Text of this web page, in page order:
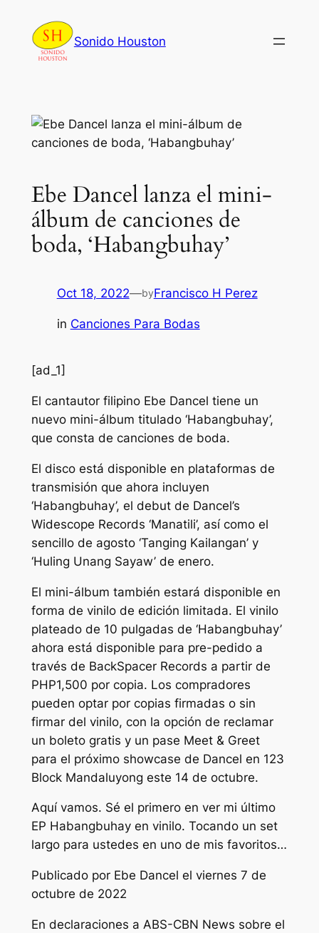
content
Sonido Houston
Ebe Dancel lanza el mini-
álbum de canciones de
boda, ‘Habangbuhay’
Oct 18, 2022—byFrancisco H Perez
in Canciones Para Bodas
[ad_1]
El cantautor filipino Ebe Dancel tiene un
nuevo mini-álbum titulado ‘Habangbuhay’,
que consta de canciones de boda.
El disco está disponible en plataformas de
transmisión que ahora incluyen
‘Habangbuhay’, el debut de Dancel’s
Widescope Records ‘Manatili’, así como el
sencillo de agosto ‘Tanging Kailangan’ y
‘Huling Unang Sayaw’ de enero.
El mini-álbum también estará disponible en
forma de vinilo de edición limitada. El vinilo
plateado de 10 pulgadas de ‘Habangbuhay’
ahora está disponible para pre-pedido a
través de BackSpacer Records a partir de
PHP1,500 por copia. Los compradores
pueden optar por copias firmadas o sin
firmar del vinilo, con la opción de reclamar
un boleto gratis y un pase Meet & Greet
para el próximo showcase de Dancel en 123
Block Mandaluyong este 14 de octubre.
Aquí vamos. Sé el primero en ver mi último
EP Habangbuhay en vinilo. Tocando un set
largo para ustedes en uno de mis favoritos…
Publicado por Ebe Dancel el viernes 7 de
octubre de 2022
En declaraciones a ABS-CBN News sobre el